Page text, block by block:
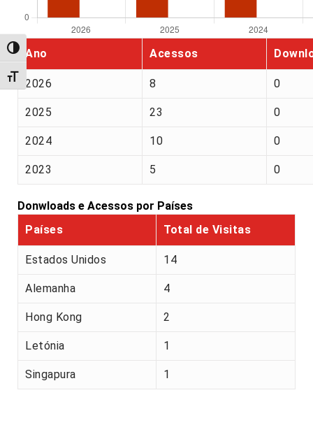
Alternar alto contraste
Alternar tamanho da fonte
Ano Acessos
2026 8 0
2025 23 0
2024 10 0
2023 5 0
Donwloads e Acessos por Países
Países
Total de Visitas
Estados Unidos 14
Alemanha 4
Hong Kong 2
Letónia 1
Singapura 1